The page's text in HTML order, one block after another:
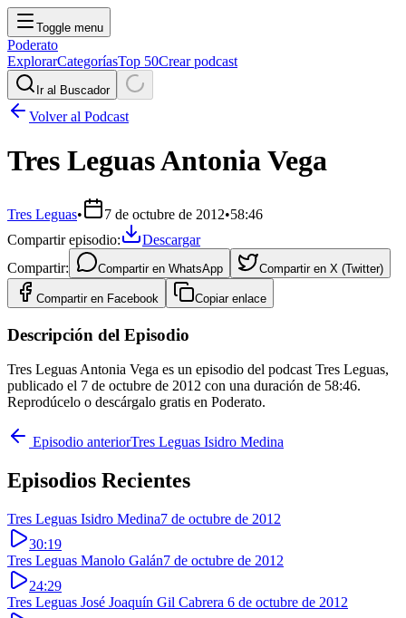
Toggle menu
Poderato
ExplorarCategoríasTop 50Crear podcast
Ir al Buscador
Volver al Podcast
Tres Leguas Antonia Vega
Tres Leguas• 7 de octubre de 2012•58:46
Compartir episodio:
Descargar
Compartir:
Compartir en WhatsApp Compartir en X (Twitter)
Compartir en Facebook Copiar enlace
Descripción del Episodio
Tres Leguas Antonia Vega es un episodio del podcast Tres Leguas,
publicado el 7 de octubre de 2012 con una duración de 58:46.
Reprodúcelo o descárgalo gratis en Poderato.
Episodio anteriorTres Leguas Isidro Medina
Episodios Recientes
Tres Leguas Isidro Medina7 de octubre de 2012
30:19
Tres Leguas Manolo Galán7 de octubre de 2012
24:29
Tres Leguas José Joaquín Gil Cabrera 6 de octubre de 2012